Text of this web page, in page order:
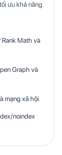
ưu khả năng
Math và
Graph và
mạng xã hội.
noindex